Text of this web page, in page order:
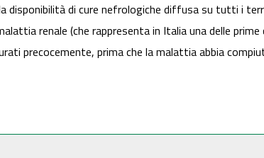
disponibilità di cure nefrologiche diffusa su tutti i
renale (che rappresenta in Italia una delle
precocemente, prima che la malattia abbia